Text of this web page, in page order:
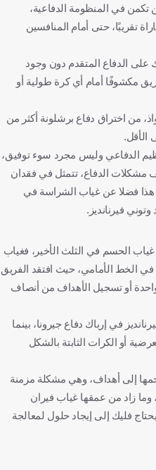
تكمن في المنظومة الدفاعية،
تقريبًا، حتى أمام المنافسين
الدفاع المتقدم دون وجود
مكشوفًا أمام أي كرة طولية أو
من اختراق دفاع برشلونة أكثر من
الدفاعي وليس مجرد سوء توفيق،
مشكلات الدفاع، تتمثل في فقدان
هذا فضلا عن غياب الشراسة في
فيرنانديز.
الحسم في الثلث الأخير، فغياب
في الخط الأمامي، حيث افتقد الفريق
أو تسجيل الأهداف من أنصاف
في إرباك دفاع جيرونا، بينما
أو الكرات الثابتة بالشكل
إلى أهداف، وهي مشكلة مزمنة
وما زاد من عمقها غياب فيران
فليك إلى إيجاد حلول لمعالجة